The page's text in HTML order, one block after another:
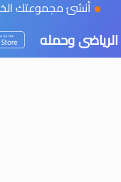
أنشئ مجموعتك
وحمله